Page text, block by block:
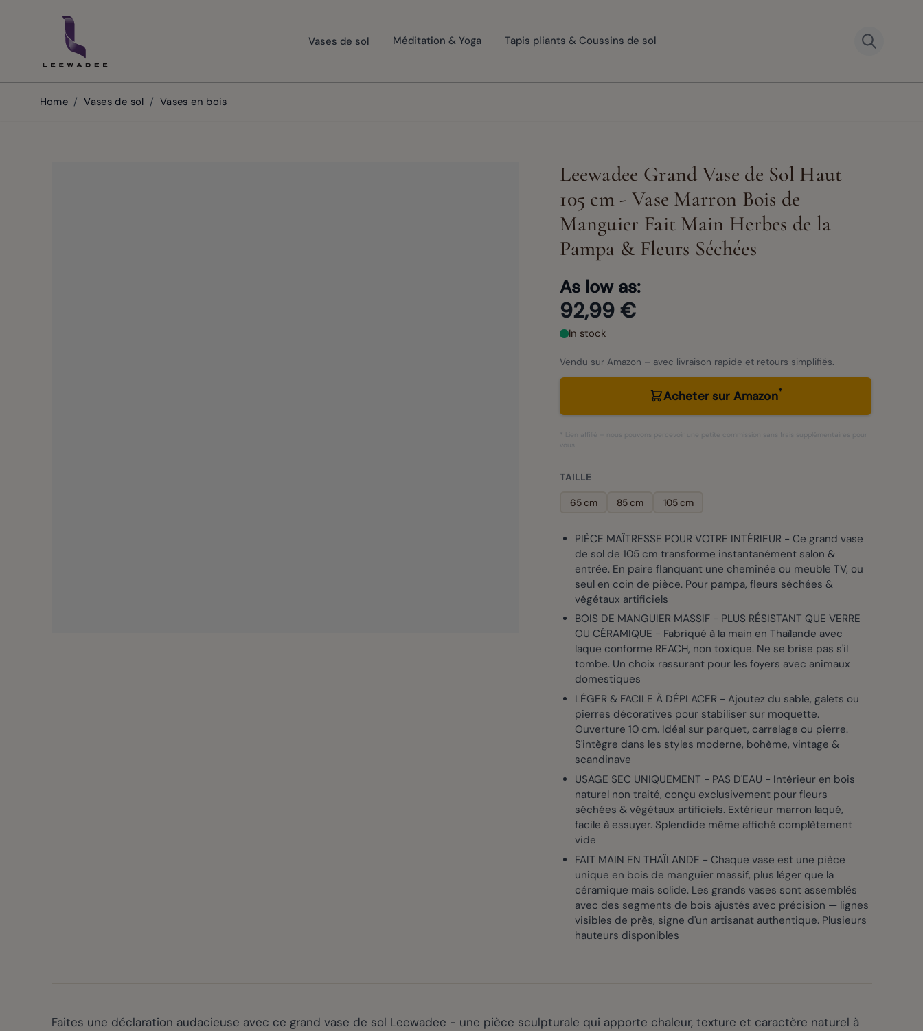
Vases de sol Méditation & Yoga Tapis pliants & Coussins de sol
Home / Vases de sol / Vases en bois
Leewadee Grand Vase de Sol Haut
105 cm - Vase Marron Bois de
Manguier Fait Main Herbes de la
Pampa & Fleurs Séchées
As low as:
92,99 €
In stock
Vendu sur Amazon – avec livraison rapide et retours simplifiés.
Acheter sur Amazon*
* Lien affilié – nous pouvons percevoir une petite commission sans frais supplémentaires pour
vous.
TAILLE
65 cm 85 cm 105 cm
PIÈCE MAÎTRESSE POUR VOTRE INTÉRIEUR - Ce grand vase
de sol de 105 cm transforme instantanément salon &
entrée. En paire flanquant une cheminée ou meuble TV, ou
seul en coin de pièce. Pour pampa, fleurs séchées &
végétaux artificiels
BOIS DE MANGUIER MASSIF - PLUS RÉSISTANT QUE VERRE
OU CÉRAMIQUE - Fabriqué à la main en Thaïlande avec
laque conforme REACH, non toxique. Ne se brise pas s'il
tombe. Un choix rassurant pour les foyers avec animaux
domestiques
LÉGER & FACILE À DÉPLACER - Ajoutez du sable, galets ou
pierres décoratives pour stabiliser sur moquette.
Ouverture 10 cm. Idéal sur parquet, carrelage ou pierre.
S'intègre dans les styles moderne, bohème, vintage &
scandinave
USAGE SEC UNIQUEMENT - PAS D'EAU - Intérieur en bois
naturel non traité, conçu exclusivement pour fleurs
séchées & végétaux artificiels. Extérieur marron laqué,
facile à essuyer. Splendide même affiché complètement
vide
FAIT MAIN EN THAÏLANDE - Chaque vase est une pièce
unique en bois de manguier massif, plus léger que la
céramique mais solide. Les grands vases sont assemblés
avec des segments de bois ajustés avec précision — lignes
visibles de près, signe d'un artisanat authentique. Plusieurs
hauteurs disponibles
Faites une déclaration audacieuse avec ce grand vase de sol Leewadee - une pièce sculpturale qui apporte chaleur, texture et caractère naturel à